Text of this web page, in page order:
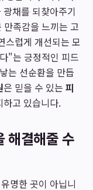
채를 되찾아주기
족감을 느끼는 고
스럽게 개선되는 모
"는 긍정적인 피드
는 선순환을 만듭
은 믿을 수 있는 피
하고 있습니다.
해결해줄 수
명한 곳이 아닙니